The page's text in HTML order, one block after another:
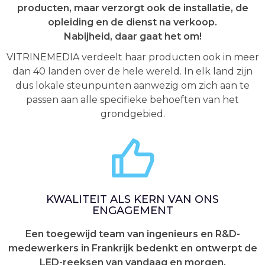
producten, maar verzorgt ook de installatie, de
opleiding en de dienst na verkoop.
Nabijheid, daar gaat het om!
VITRINEMEDIA verdeelt haar producten ook in meer
dan 40 landen over de hele wereld. In elk land zijn
dus lokale steunpunten aanwezig om zich aan te
passen aan alle specifieke behoeften van het
grondgebied.
KWALITEIT ALS KERN VAN ONS
ENGAGEMENT
Een toegewijd team van ingenieurs en R&D-
medewerkers in Frankrijk bedenkt en ontwerpt de
LED-reeksen van vandaag en morgen.